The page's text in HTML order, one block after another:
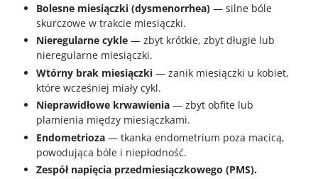
Bolesne miesiączki (dysmenorrhea) — silne bóle
skurczowe w trakcie miesiączki.
Nieregularne cykle — zbyt krótkie, zbyt długie lub
nieregularne miesiączki.
Wtórny brak miesiączki — zanik miesiączki u kobiet,
które wcześniej miały cykl.
Nieprawidłowe krwawienia — zbyt obfite lub
plamienia między miesiączkami.
Endometrioza — tkanka endometrium poza macicą,
powodująca bóle i niepłodność.
Zespół napięcia przedmiesiączkowego (PMS).